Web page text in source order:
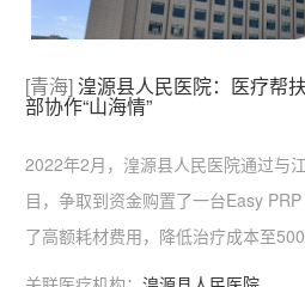
[青海]湟源县人民医院：医疗帮
部协作“山海情”
2022年2月，湟源县人民医院通过与
目，争取到资金购置了一台Easy
了高额耗材费用，降低治疗成本至
经济负担。